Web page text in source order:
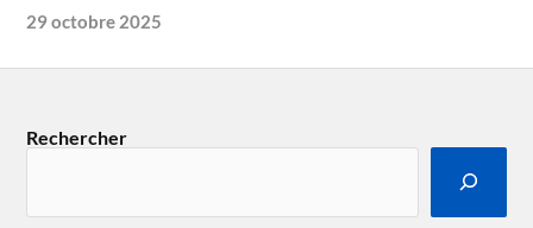
29 octobre 2025
Rechercher